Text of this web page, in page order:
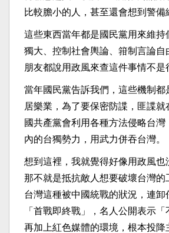
比較膽小的人，甚至還會想到警備
這些東西當年都是國民黨用來維持
獨大、控制社會輿論、箝制言論自
朋友都說用政風來查這件事情不是
當年國民黨告訴我們，這些機制都
居樂業，為了要保密防諜，匪諜就
國共產黨會利用各種方法侵略台灣
內的台獨勢力，用武力併吞台灣。
想到這裡，我就覺得好像用政風也
那不就是抵抗敵人想要破壞台灣的
台灣這種被中國統戰的狀況，連卸
「首戰即終戰」，名人公開表示「
再加上紅色媒體的環境，根本投降